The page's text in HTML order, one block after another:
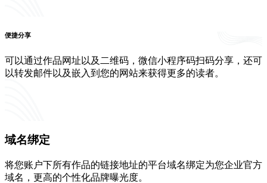
便捷分享
可以通过作品网址以及二维码，微信小程序码扫码分享，还可
以转发邮件以及嵌入到您的网站来获得更多的读者。
域名绑定
将您账户下所有作品的链接地址的平台域名绑定为您企业官方
域名，更高的个性化品牌曝光度。